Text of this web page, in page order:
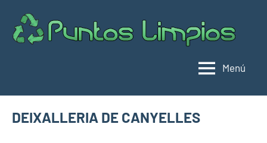
contenido
Menú
DEIXALLERIA DE CANYELLES